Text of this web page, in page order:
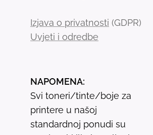
Izjava o privatnosti (GDPR)
Uvjeti i odredbe
NAPOMENA:
Svi toneri/tinte/boje za
printere u našoj
standardnoj ponudi su